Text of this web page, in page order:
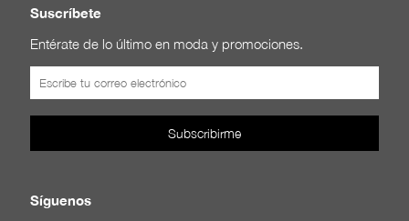
Suscríbete
Entérate de lo último en moda y promociones.
Síguenos